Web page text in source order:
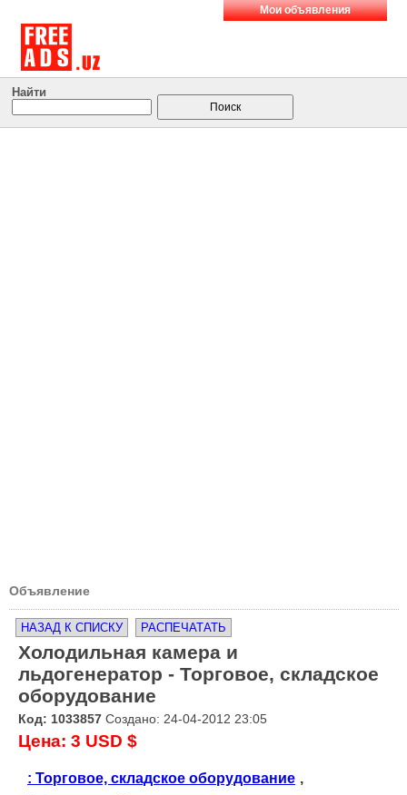
Мои объявления
Найти
Объявление
НАЗАД К СПИСКУ РАСПЕЧАТАТЬ
Холодильная камера и
льдогенератор - Торговое, складское
оборудование
Код: 1033857 Создано: 24-04-2012 23:05
Цена: 3 USD $
: Торговое, складское оборудование ,